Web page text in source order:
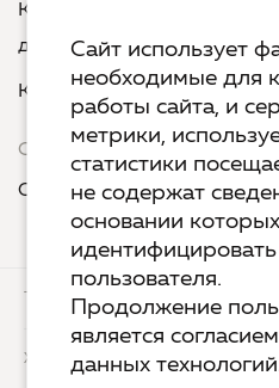
Курс «Русская пунктуация:
двоеточия»
Курс «Я пишу - мне
Сервисы
Организовать акцию в
ТЕХ.ПОДДЕРЖКА
ХОСТИНГ YANDEX CLOUD
Сайт использует
необходимые для
работы сайта, и
метрики,
статистики
не содержат
основании
пользователя.
Продолжение
является
данных